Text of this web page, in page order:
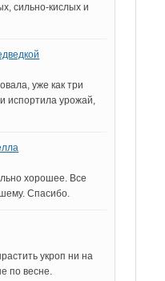
сильно-кислых и
уже как три
испортила урожай,
хорошее. Все
Спасибо.
укроп ни на
по весне.